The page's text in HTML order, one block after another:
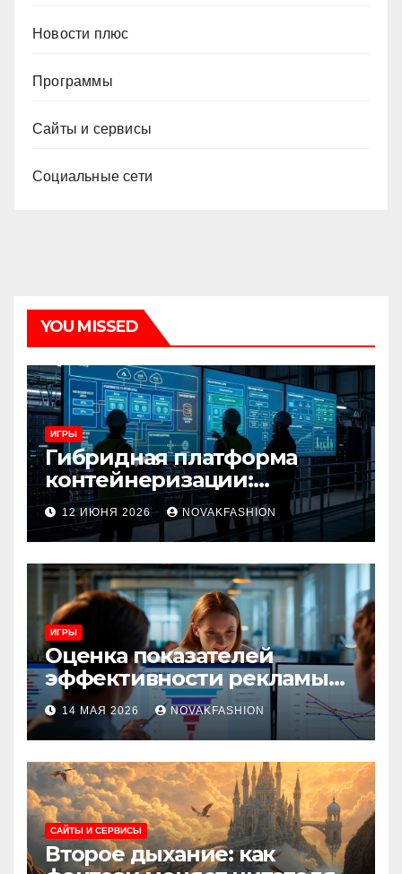
Новости плюс
Программы
Сайты и сервисы
Социальные сети
YOU MISSED
ИГРЫ
Гибридная платформа
контейнеризации:
архитектура, особенности
и сценарии использования
12 ИЮНЯ 2026 NOVAKFASHION
ИГРЫ
Оценка показателей
эффективности рекламы
при атрибуции
множественных точек
касания
14 МАЯ 2026 NOVAKFASHION
САЙТЫ И СЕРВИСЫ
Второе дыхание: как